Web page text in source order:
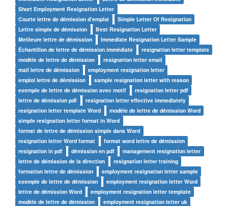
Short Employment Resignation Letter
Courte lettre de démission d'emploi
Simple Letter Of Resignation
Lettre simple de démission
Best Resignation Letter
Meilleure lettre de démission
Immediate Resignation Letter Sample
Échantillon de lettre de démission immédiate
resignation letter template
modèle de lettre de démission
resignation letter email
mail lettre de démission
employment resignation letter
emploi lettre de démission
sample resignation letter with reason
exemple de lettre de démission avec motif
resignation letter pdf
lettre de démission pdf
resignation letter effective immediately
resignation letter template Word
modèle de lettre de démission Word
simple resignation letter format in Word
format de lettre de démission simple dans Word
resignation letter Word format
format word lettre de démission
resignation in pdf
démission en pdf
management resignation letter
lettre de démission de la direction
resignation letter training
formation lettre de démission
employment resignation letter sample
exemple de lettre de démission
employment resignation letter Word
lettre de démission Word
employment resignation letter template
modèle de lettre de démission
employment resignation letter uk